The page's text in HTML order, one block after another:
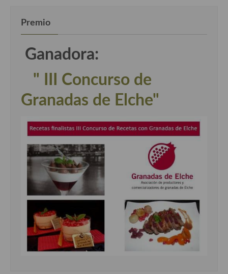
Premio
Ganadora:
" III Concurso de
Granadas de Elche"